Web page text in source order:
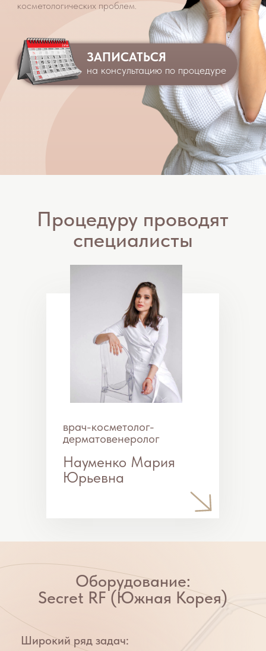
Процедуру проводят
специалисты
Науменко Мария
Юрьевна
дерматовенеролог
Оборудование:
Secret RF (Южная Корея)
Как работает?
обеспечивает значительный лифтинг
подтягивает овал лица, разглаживает
лечит гипергидроз
способствует сокращению расширенных
пор, сосудистой сетки
работает с рубцами и растяжками
Возможности аппарата позволяют
специалисту решить большой спектр
косметологических и дерматологических
проблем
обеспечивает безопасность и
прогнозируемый результат
Быстрая реабилитация в течение